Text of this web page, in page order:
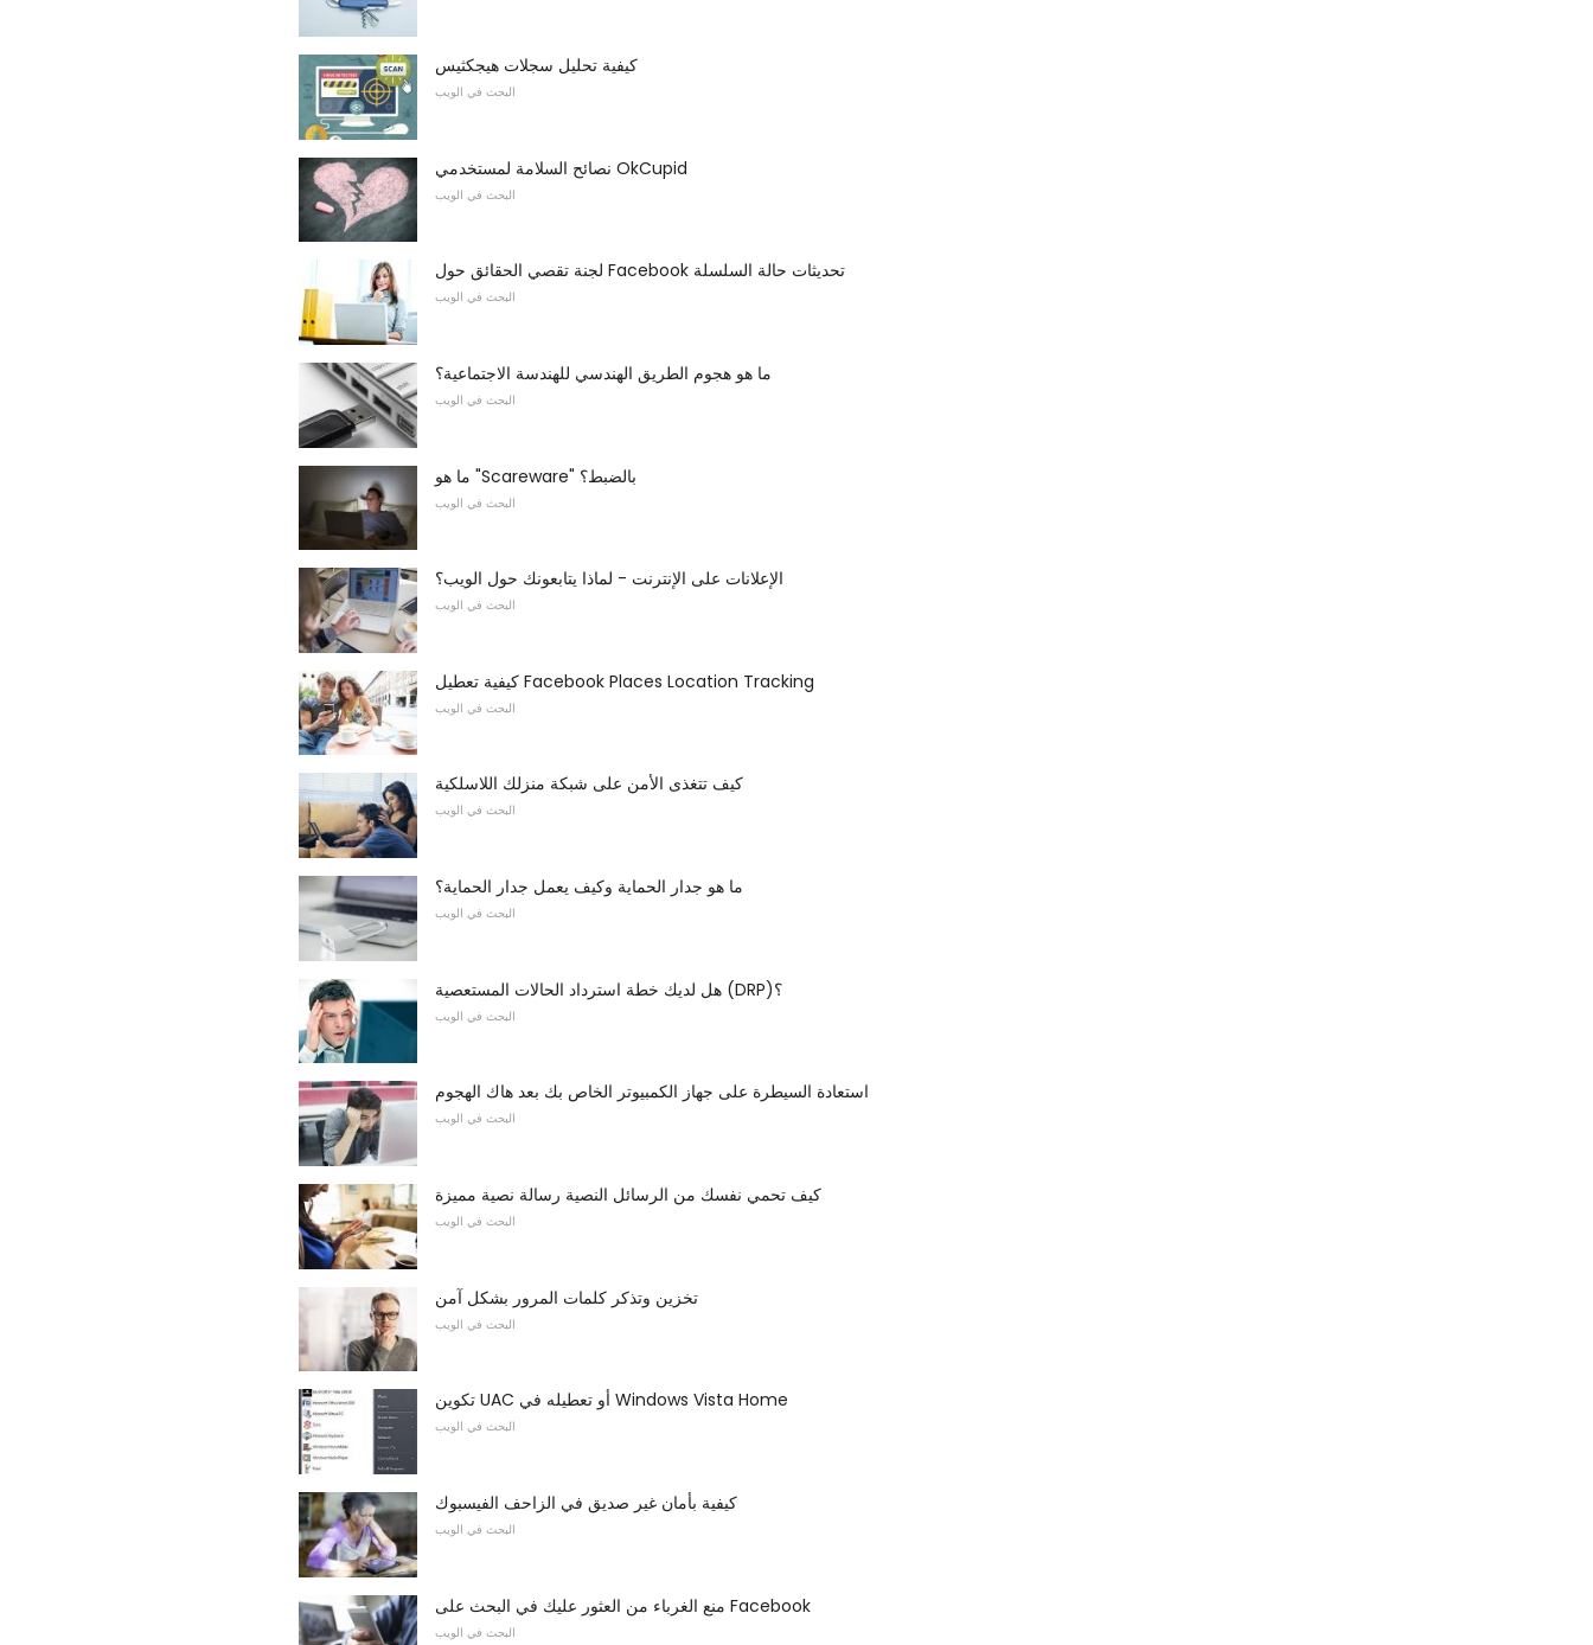
كيفية تحليل سجلات هيجكثيس
البحث في الويب
نصائح السلامة لمستخدمي OkCupid
البحث في الويب
لجنة تقصي الحقائق حول Facebook تحديثات حالة السلسلة
البحث في الويب
ما هو هجوم الطريق الهندسي للهندسة الاجتماعية؟
البحث في الويب
ما هو "Scareware" بالضبط؟
البحث في الويب
الإعلانات على الإنترنت - لماذا يتابعونك حول الويب؟
البحث في الويب
كيفية تعطيل Facebook Places Location Tracking
البحث في الويب
كيف تتغذى الأمن على شبكة منزلك اللاسلكية
البحث في الويب
ما هو جدار الحماية وكيف يعمل جدار الحماية؟
البحث في الويب
هل لديك خطة استرداد الحالات المستعصية (DRP)؟
البحث في الويب
استعادة السيطرة على جهاز الكمبيوتر الخاص بك بعد هاك الهجوم
البحث في الويب
كيف تحمي نفسك من الرسائل النصية رسالة نصية مميزة
البحث في الويب
تخزين وتذكر كلمات المرور بشكل آمن
البحث في الويب
تكوين UAC أو تعطيله في Windows Vista Home
البحث في الويب
كيفية بأمان غير صديق في الزاحف الفيسبوك
البحث في الويب
منع الغرباء من العثور عليك في البحث على Facebook
البحث في الويب